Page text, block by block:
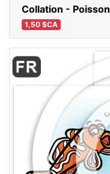
Collation - Poisson
1,50 $CA